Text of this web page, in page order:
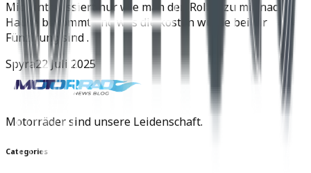
Mich interessiert nur wie man den Roller zu mir nach
Hause bekommt und was die kosten würde bei dir
Fünzirung sind .
Spyra22 Juli 2025
Motorräder sind unsere Leidenschaft.
Categories